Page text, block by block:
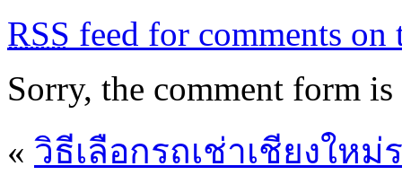
RSS feed for comments on
Sorry, the comment form
« วิธีเลือกรถเช่าเชียงให